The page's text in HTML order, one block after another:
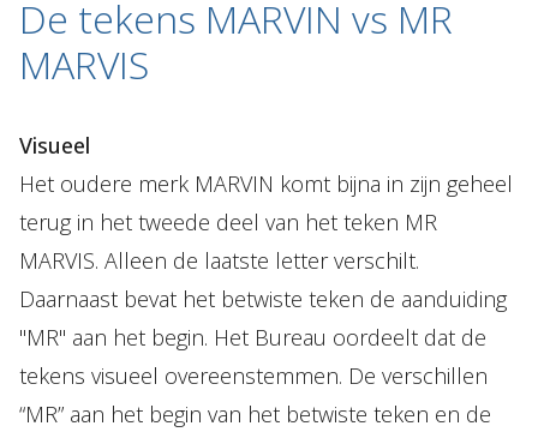
De tekens MARVIN vs MR
MARVIS
Visueel
Het oudere merk MARVIN komt bijna in zijn geheel
terug in het tweede deel van het teken MR
MARVIS. Alleen de laatste letter verschilt.
Daarnaast bevat het betwiste teken de aanduiding
"MR" aan het begin. Het Bureau oordeelt dat de
tekens visueel overeenstemmen. De verschillen
“MR” aan het begin van het betwiste teken en de